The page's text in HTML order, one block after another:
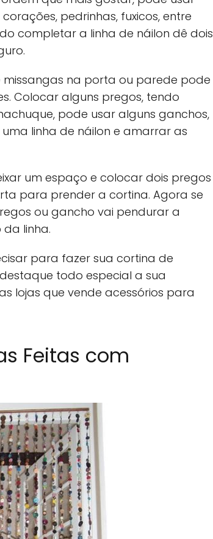
pedrinhas, fuxicos, entre
completar a linha de náilon dê dois
na porta ou parede pode
Colocar alguns pregos, tendo
pode usar alguns ganchos,
linha de náilon e amarrar as
um espaço e colocar dois pregos
para prender a cortina. Agora se
ou gancho vai pendurar a
linha.
para fazer sua cortina de
todo especial a sua
lojas que vende acessórios para
Feitas com